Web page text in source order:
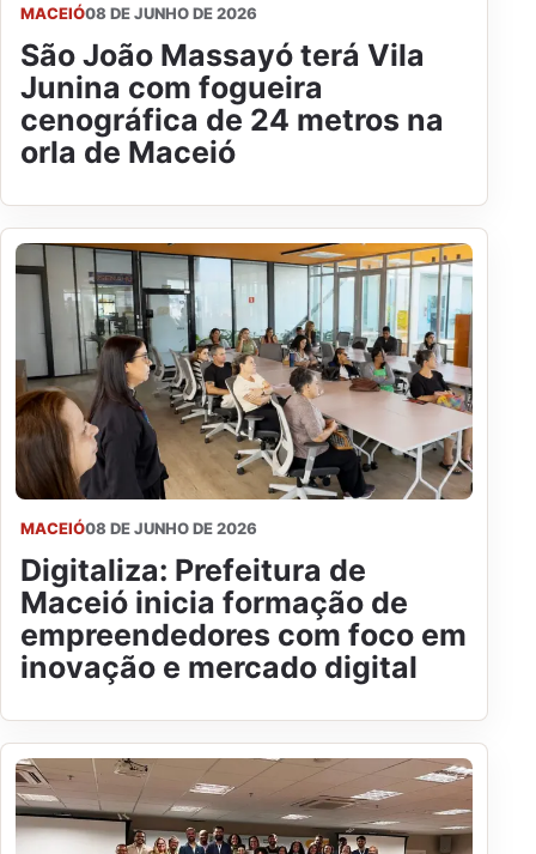
MACEIÓ08 DE JUNHO DE 2026
São João Massayó terá Vila
Junina com fogueira
cenográfica de 24 metros na
orla de Maceió
MACEIÓ08 DE JUNHO DE 2026
Digitaliza: Prefeitura de
Maceió inicia formação de
empreendedores com foco em
inovação e mercado digital